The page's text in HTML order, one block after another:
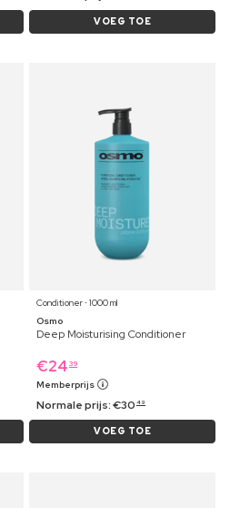
VOEG TOE
Conditioner ⋅ 1000 ml
Osmo
Deep Moisturising Conditioner
€24 39
Memberprijs
Normale prijs:€30 49
VOEG TOE